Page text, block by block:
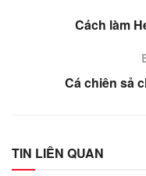
Cách làm
Cá chiên sả
TIN LIÊN QUAN